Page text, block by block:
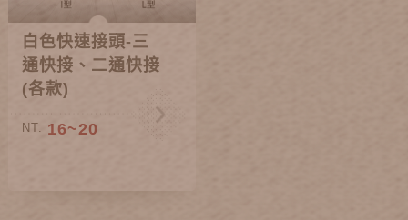
白色快速接頭-三
通快接、二通快接
(各款)
NT. 16~20